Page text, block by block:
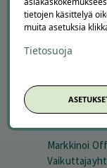
Tietoa
Ajankohtaista
Tilaa uutiskirje
Markkinoi
tietojen käsittelyä
muita asetuksia
Tietosuoja